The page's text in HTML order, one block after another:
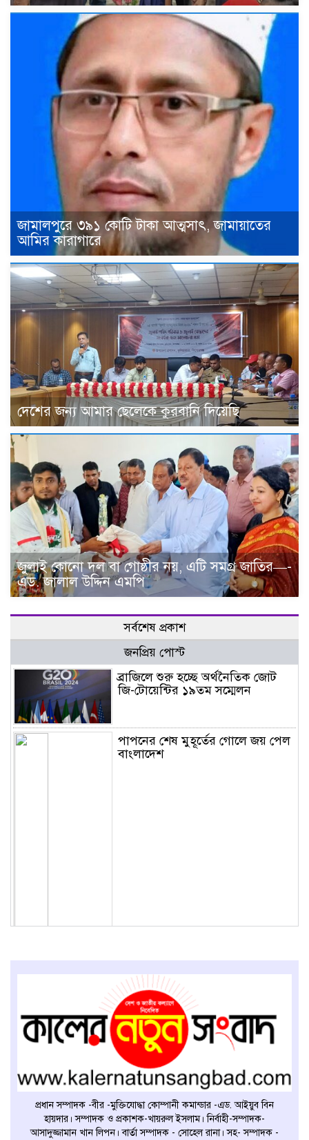
জামালপুরে ৩৯১ কোটি টাকা আত্মসাৎ, জামায়াতের
আমির কারাগারে
দেশের জন্য আমার ছেলেকে কুরবানি দিয়েছি
জুলাই কোনো দল বা গোষ্ঠীর নয়, এটি সমগ্র জাতির—-
এড. জালাল উদ্দিন এমপি
সর্বশেষ প্রকাশ
জনপ্রিয় পোস্ট
ব্রাজিলে শুরু হচ্ছে অর্থনৈতিক জোট
জি-টোয়েন্টির ১৯তম সম্মেলন
পাপনের শেষ মুহূর্তের গোলে জয় পেল
বাংলাদেশ
প্রধান সম্পাদক -বীর -মুক্তিযোদ্ধা কোম্পানী কমান্ডার -এড. আইয়ুব বিন
হায়দার। সম্পাদক ও প্রকাশক-খায়রুল ইসলাম। নির্বাহী-সম্পাদক-
আসাদুজ্জামান খান লিপন। বার্তা সম্পাদক - সোহেল রানা। সহ- সম্পাদক -